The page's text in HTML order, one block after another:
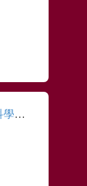
【轉知公告】「人文社會科學學術人才跨國培育計畫」申請資訊